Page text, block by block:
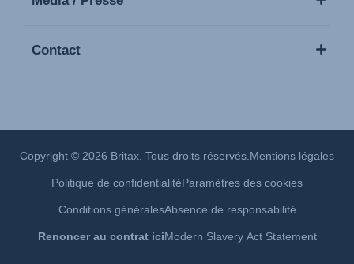
Contact
Copyright © 2026 Britax. Tous droits réservés. Mentions légales
Politique de confidentialitéParamètres des cookies
Conditions généralesAbsence de responsabilité
Renoncer au contrat iciModern Slavery Act Statement